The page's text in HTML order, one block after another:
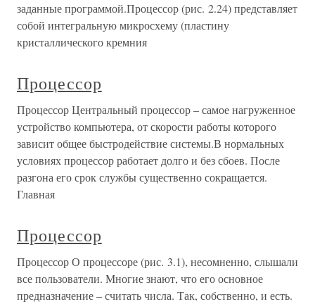
заданные программой.Процессор (рис. 2.24) представляет
собой интегральную микросхему (пластину
кристаллического кремния
Процессор
Процессор Центральный процессор – самое нагруженное
устройство компьютера, от скорости работы которого
зависит общее быстродействие системы.В нормальных
условиях процессор работает долго и без сбоев. После
разгона его срок службы существенно сокращается.
Главная
Процессор
Процессор О процессоре (рис. 3.1), несомненно, слышали
все пользователи. Многие знают, что его основное
предназначение – считать числа. Так, собственно, и есть.